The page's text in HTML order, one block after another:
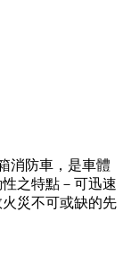
消防車，是車體
之特點－可迅速
災不可或缺的先